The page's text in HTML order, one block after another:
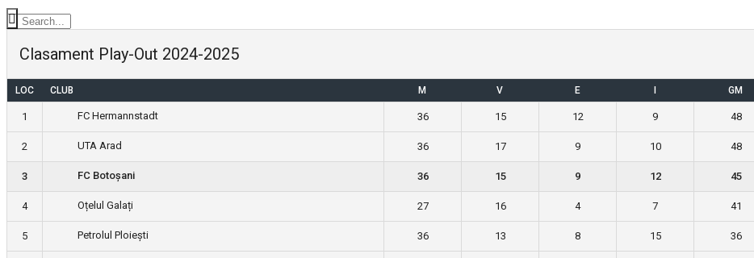
Clasament Play-Out 2024-2025
LOC CLUB M V E I GM
1 FC Hermannstadt 36 15 12 9 48
2 UTA Arad 36 17 9 10 48
3 FC Botoșani 36 15 9 12 45
4 Oțelul Galați 27 16 4 7 41
5 Petrolul Ploiești 36 13 8 15 36